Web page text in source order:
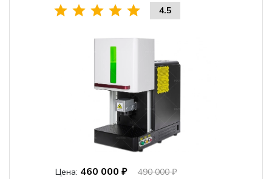
4.5
Цена: 460 000 ₽
490 000 ₽